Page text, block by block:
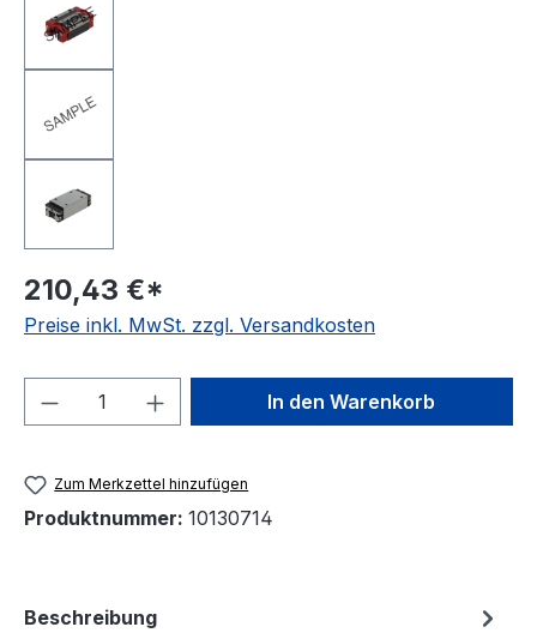
210,43 €*
Preise inkl. MwSt. zzgl. Versandkosten
Produkt Anzahl: Gib denIn den Warenkorb
Zum Merkzettel hinzufügen
Produktnummer: 10130714
Beschreibung